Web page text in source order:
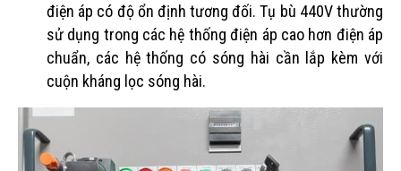
điện áp có độ ổn định tương đối. Tụ bù 440V thường
sử dụng trong các hệ thống điện áp cao hơn điện áp
chuẩn, các hệ thống có sóng hài cần lắp kèm với
cuộn kháng lọc sóng hài.